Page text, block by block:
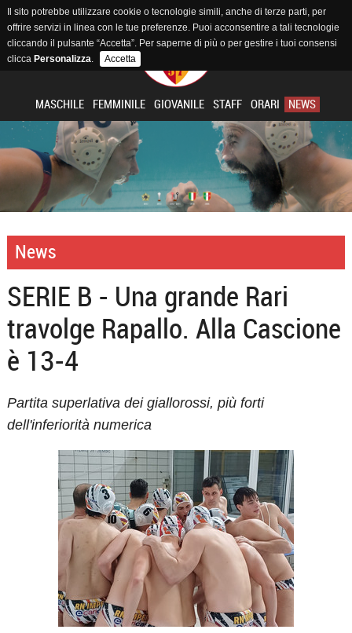
MASCHILE FEMMINILE GIOVANILE STAFF ORARI NEWS
News
SERIE B - Una grande Rari
travolge Rapallo. Alla Cascione
è 13-4
Partita superlativa dei giallorossi, più forti
dell'inferiorità numerica
Il sito potrebbe utilizzare cookie o tecnologie simili, anche di terze parti, per
offrire servizi in linea con le tue preferenze. Puoi acconsentire a tali tecnologie
cliccando il pulsante “Accetta”. Per saperne di più o per gestire i tuoi consensi
clicca Personalizza. Accetta